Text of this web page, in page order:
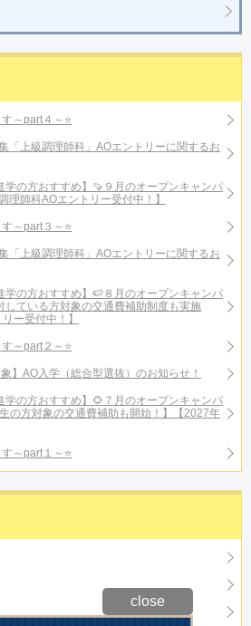
～part４～⭐
「上級調理師科」AOエントリーに関するお
学の方おすすめ】🍠９月のオープンキャンパ
理師科AOエントリー受付中！】
～part３～⭐
「上級調理師科」AOエントリーに関するお
学の方おすすめ】🍉８月のオープンキャンパ
している方対象の交通費補助制度も実施
ー受付中！】
～part２～⭐
】AO入学（総合型選抜）のお知らせ！
学の方おすすめ】🌻７月のオープンキャンパ
の方対象の交通費補助も開始！】【2027年
～part１～⭐
close